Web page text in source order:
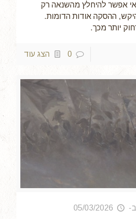
אפשר להיחלץ מהשנאה רק
ההסקה אודות הדומות.
יותר מכך.
0 הצג עוד
ב- 05/03/2026